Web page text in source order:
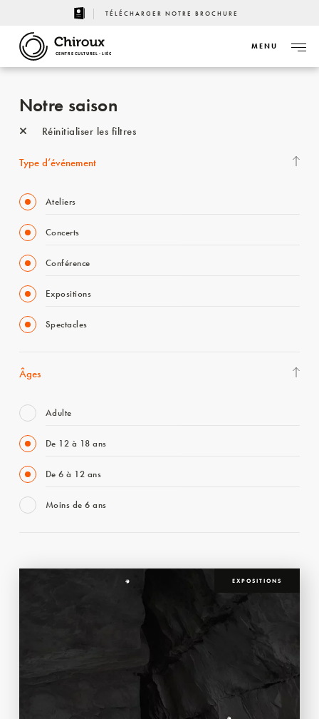
TÉLÉCHARGER NOTRE BROCHURE
CENTRE CULTUREL - LIÈGE
MENU
Notre saison
Réinitialiser les filtres
Type d’événement
Ateliers
Concerts
Conférence
Expositions
Spectacles
Âges
Adulte
De 12 à 18 ans
De 6 à 12 ans
Moins de 6 ans
EXPOSITIONS